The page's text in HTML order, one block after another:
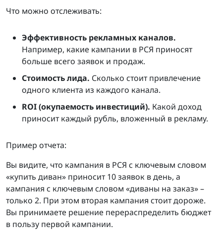
Что можно отслеживать:
Эффективность рекламных каналов.
Например, какие кампании в РСЯ приносят
больше всего заявок и продаж.
Стоимость лида. Сколько стоит привлечение
одного клиента из каждого канала.
ROI (окупаемость инвестиций). Какой доход
приносит каждый рубль, вложенный в рекламу.
Пример отчета:
Вы видите, что кампания в РСЯ с ключевым словом
«купить диван» приносит 10 заявок в день, а
кампания с ключевым словом «диваны на заказ» –
только 2. При этом вторая кампания стоит дороже.
Вы принимаете решение перераспределить бюджет
в пользу первой кампании.